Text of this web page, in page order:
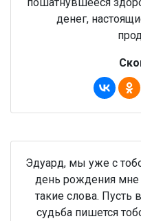
денег,
Эдуард, мы уже с
день рождения мне
такие слова. Пусть
судьба пишется